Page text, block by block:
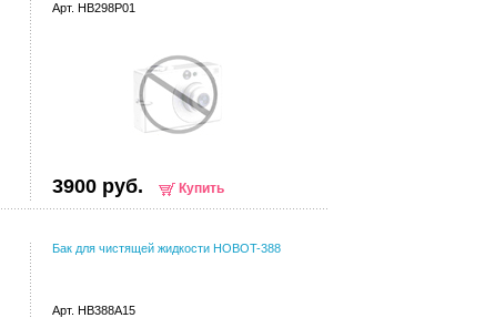
Арт. HB298P01
3900 руб. Купить
Бак для чистящей жидкости HOBOT-388
Арт. HB388A15